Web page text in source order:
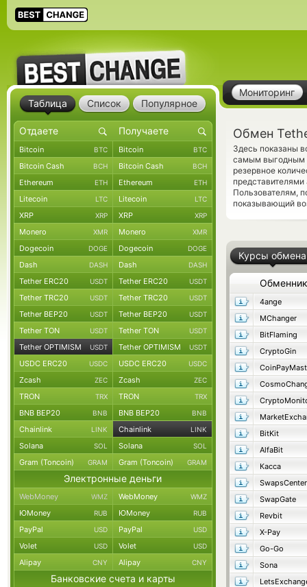
Мониторинг
Обмен
Здесь показаны
самым выгодным
резервное
Пользователям,
показывающий
Курсы обмена
Обменник
4ange
MChanger
BitFlaming
CryptoGin
BitKit
AlfaBit
Касса
SwapsCenter
SwapGate
Revbit
X-Pay
Go-Go
Sona
Таблица Список Популярное
Bitcoin BTC Bitcoin BTC
Bitcoin Cash BCH Bitcoin Cash BCH
Ethereum ETH Ethereum ETH
Litecoin LTC Litecoin LTC
XRP XRP XRP XRP
Monero XMR Monero XMR
Dogecoin DOGE Dogecoin DOGE
Dash DASH Dash DASH
Tether ERC20 USDT Tether ERC20 USDT
Tether TRC20 USDT Tether TRC20 USDT
Tether BEP20 USDT Tether BEP20 USDT
Tether TON USDT Tether TON USDT
Tether OPTIMISM USDT Tether OPTIMISM USDT
USDC ERC20 USDC USDC ERC20 USDC
Zcash ZEC Zcash ZEC
TRON TRX TRON TRX
BNB BEP20 BNB BNB BEP20 BNB
Chainlink LINK Chainlink LINK
Solana SOL Solana SOL
Gram (Toncoin) GRAM Gram (Toncoin) GRAM
Электронные деньги
WebMoney WMZ WebMoney WMZ
ЮMoney RUB ЮMoney RUB
PayPal USD PayPal USD
Volet USD Volet USD
Alipay CNY Alipay CNY
Банковские счета и карты